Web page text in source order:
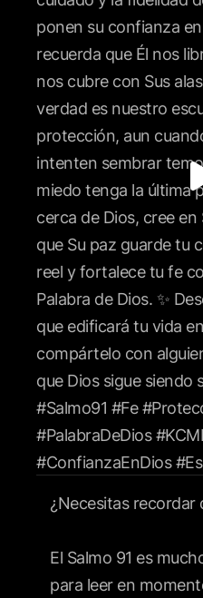
¿Necesitas recordar
El Salmo 91 es
para leer en